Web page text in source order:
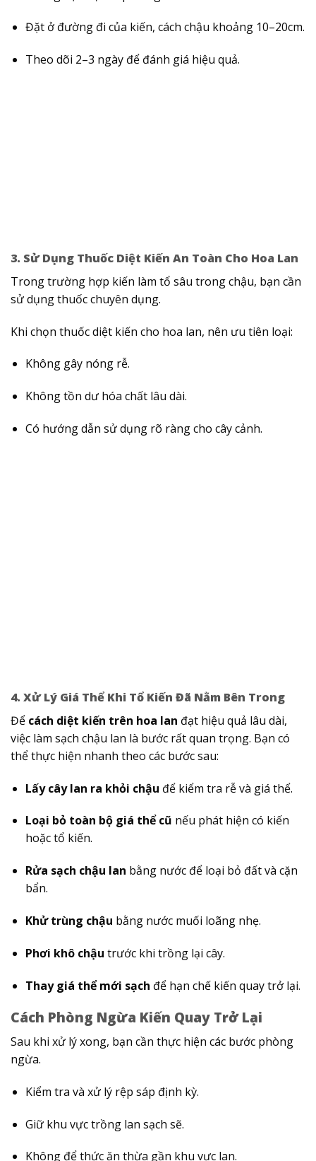
Đặt ở đường đi của kiến, cách chậu khoảng 10–20cm.
Theo dõi 2–3 ngày để đánh giá hiệu quả.
3. Sử Dụng Thuốc Diệt Kiến An Toàn Cho Hoa Lan
Trong trường hợp kiến làm tổ sâu trong chậu, bạn cần
sử dụng thuốc chuyên dụng.
Khi chọn thuốc diệt kiến cho hoa lan, nên ưu tiên loại:
Không gây nóng rễ.
Không tồn dư hóa chất lâu dài.
Có hướng dẫn sử dụng rõ ràng cho cây cảnh.
4. Xử Lý Giá Thể Khi Tổ Kiến Đã Nằm Bên Trong
Để cách diệt kiến trên hoa lan đạt hiệu quả lâu dài,
việc làm sạch chậu lan là bước rất quan trọng. Bạn có
thể thực hiện nhanh theo các bước sau:
Lấy cây lan ra khỏi chậu để kiểm tra rễ và giá thể.
Loại bỏ toàn bộ giá thể cũ nếu phát hiện có kiến
hoặc tổ kiến.
Rửa sạch chậu lan bằng nước để loại bỏ đất và cặn
bẩn.
Khử trùng chậu bằng nước muối loãng nhẹ.
Phơi khô chậu trước khi trồng lại cây.
Thay giá thể mới sạch để hạn chế kiến quay trở lại.
Cách Phòng Ngừa Kiến Quay Trở Lại
Sau khi xử lý xong, bạn cần thực hiện các bước phòng
ngừa.
Kiểm tra và xử lý rệp sáp định kỳ.
Giữ khu vực trồng lan sạch sẽ.
Không để thức ăn thừa gần khu vực lan.